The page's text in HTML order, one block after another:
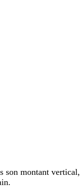
son montant